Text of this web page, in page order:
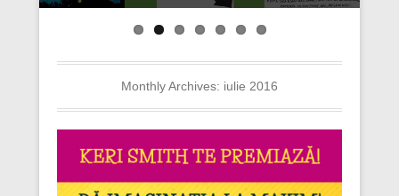
Monthly Archives: iulie 2016